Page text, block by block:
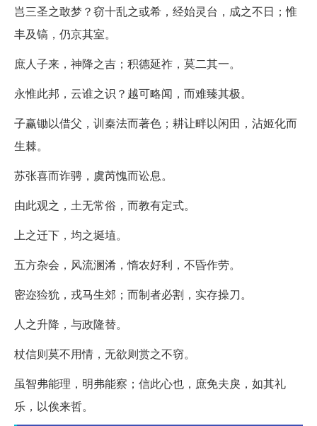
岂三圣之敢梦？窃十乱之或希，经始灵台，成之不日；惟
丰及镐，仍京其室。
庶人子来，神降之吉；积德延祚，莫二其一。
永惟此邦，云谁之识？越可略闻，而难臻其极。
子赢锄以借父，训秦法而著色；耕让畔以闲田，沾姬化而
生棘。
苏张喜而诈骋，虞芮愧而讼息。
由此观之，土无常俗，而教有定式。
上之迁下，均之埏埴。
五方杂会，风流溷淆，惰农好利，不昏作劳。
密迩猃狁，戎马生郊；而制者必割，实存操刀。
人之升降，与政隆替。
杖信则莫不用情，无欲则赏之不窃。
虽智弗能理，明弗能察；信此心也，庶免夫戾，如其礼
乐，以俟来哲。